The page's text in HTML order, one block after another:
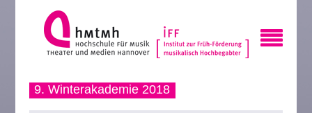
9. Winterakademie 2018